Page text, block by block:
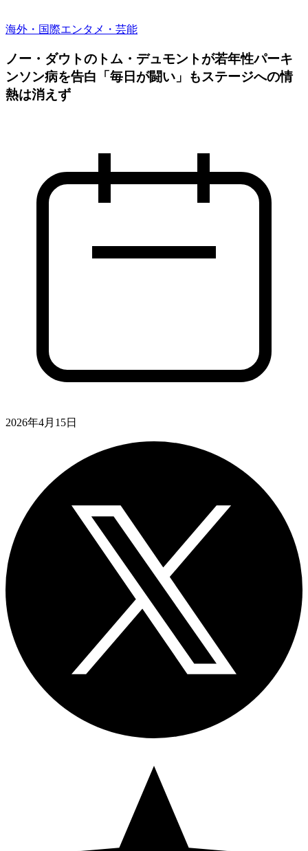
海外・国際エンタメ・芸能
ノー・ダウトのトム・デュモントが若年性パーキ
ンソン病を告白「毎日が闘い」もステージへの情
熱は消えず
2026年4月15日